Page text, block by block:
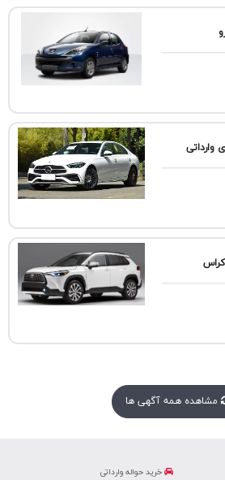
وارداتی
کراس
مشاهده همه آگهی ها
خرید حواله وارداتی